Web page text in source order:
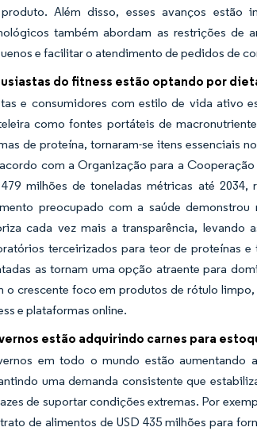
Além disso, esses avanços estão
também abordam as restrições de
e facilitar o atendimento de pedidos de
do fitness estão optando por
e consumidores com estilo de vida ativo
como fontes portáteis de
de proteína, tornaram-se itens essenciais
com a Organização para a
milhões de toneladas métricas até
preocupado com a saúde
cada vez mais a transparência, levando
terceirizados para teor de proteínas
as tornam uma opção atraente para
o crescente foco em produtos de rótulo
e plataformas online.
estão adquirindo carnes para
em todo o mundo estão aumentando
uma demanda consistente que
de suportar condições extremas. Por
de alimentos de USD 435 milhões para